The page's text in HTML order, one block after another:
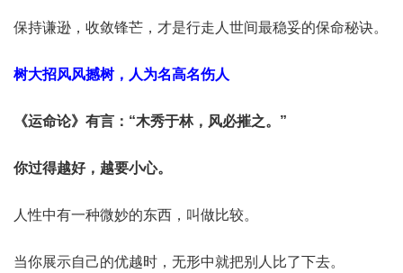
保持谦逊，收敛锋芒，才是行走人世间最稳妥的保命秘诀。
树大招风风撼树，人为名高名伤人
《运命论》有言：“木秀于林，风必摧之。”
你过得越好，越要小心。
人性中有一种微妙的东西，叫做比较。
当你展示自己的优越时，无形中就把别人比了下去。